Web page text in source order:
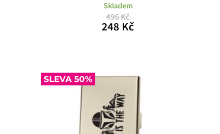
Skladem
496 Kč
248 Kč
SLEVA 50%